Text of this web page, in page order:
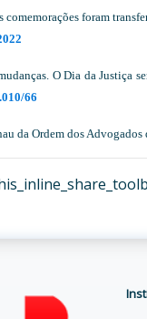
comemorações foram
O Dia da Justiça
66
da Ordem dos